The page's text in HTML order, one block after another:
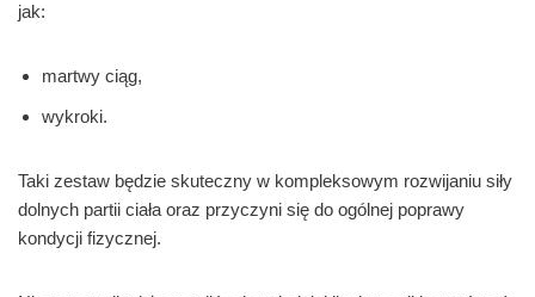
jak:
martwy ciąg,
wykroki.
Taki zestaw będzie skuteczny w kompleksowym rozwijaniu siły
dolnych partii ciała oraz przyczyni się do ogólnej poprawy
kondycji fizycznej.